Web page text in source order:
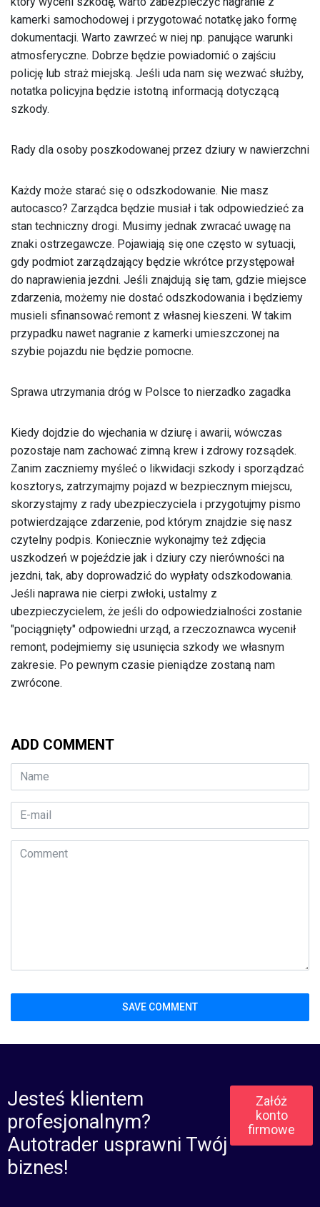
kamerki samochodowej i przygotować notatkę jako formę
dokumentacji. Warto zawrzeć w niej np. panujące warunki
atmosferyczne. Dobrze będzie powiadomić o zajściu
policję lub straż miejską. Jeśli uda nam się wezwać służby,
notatka policyjna będzie istotną informacją dotyczącą
szkody.
Rady dla osoby poszkodowanej przez dziury w nawierzchni
Każdy może starać się o odszkodowanie. Nie masz
autocasco? Zarządca będzie musiał i tak odpowiedzieć za
stan techniczny drogi. Musimy jednak zwracać uwagę na
znaki ostrzegawcze. Pojawiają się one często w sytuacji,
gdy podmiot zarządzający będzie wkrótce przystępował
do naprawienia jezdni. Jeśli znajdują się tam, gdzie miejsce
zdarzenia, możemy nie dostać odszkodowania i będziemy
musieli sfinansować remont z własnej kieszeni. W takim
przypadku nawet nagranie z kamerki umieszczonej na
szybie pojazdu nie będzie pomocne.
Sprawa utrzymania dróg w Polsce to nierzadko zagadka
Kiedy dojdzie do wjechania w dziurę i awarii, wówczas
pozostaje nam zachować zimną krew i zdrowy rozsądek.
Zanim zaczniemy myśleć o likwidacji szkody i sporządzać
kosztorys, zatrzymajmy pojazd w bezpiecznym miejscu,
skorzystajmy z rady ubezpieczyciela i przygotujmy pismo
potwierdzające zdarzenie, pod którym znajdzie się nasz
czytelny podpis. Koniecznie wykonajmy też zdjęcia
uszkodzeń w pojeździe jak i dziury czy nierówności na
jezdni, tak, aby doprowadzić do wypłaty odszkodowania.
Jeśli naprawa nie cierpi zwłoki, ustalmy z
ubezpieczycielem, że jeśli do odpowiedzialności zostanie
"pociągnięty" odpowiedni urząd, a rzeczoznawca wycenił
remont, podejmiemy się usunięcia szkody we własnym
zakresie. Po pewnym czasie pieniądze zostaną nam
zwrócone.
ADD COMMENT
Jesteś klientem
profesjonalnym?
Autotrader usprawni Twój
biznes!
Załóż
konto
firmowe